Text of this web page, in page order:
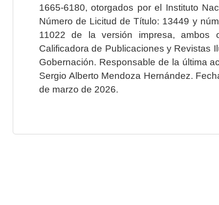
1665-6180, otorgados por el Instituto
Número de Licitud de Título: 13449 y
11022 de la versión impresa, ambos
Calificadora de Publicaciones y Revistas
Gobernación. Responsable de la última
Sergio Alberto Mendoza Hernández.
de marzo de 2026.